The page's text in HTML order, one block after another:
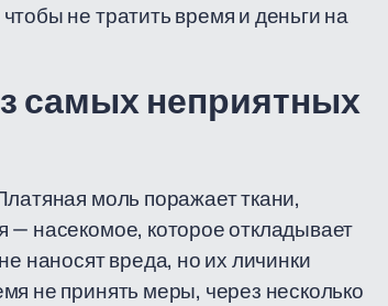
не тратить время и деньги на
самых неприятных
моль поражает ткани,
насекомое, которое откладывает
наносят вреда, но их личинки
не принять меры, через несколько